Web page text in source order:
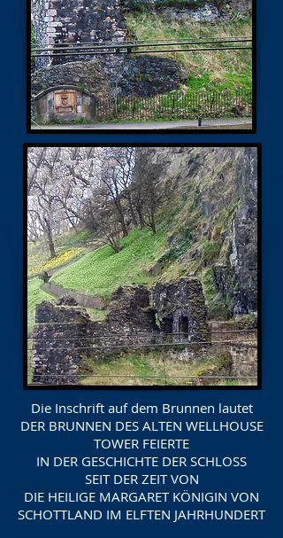
Die Inschrift auf dem Brunnen lautet
DER BRUNNEN DES ALTEN WELLHOUSE
TOWER FEIERTE
IN DER GESCHICHTE DER SCHLOSS
SEIT DER ZEIT VON
DIE HEILIGE MARGARET KÖNIGIN VON
SCHOTTLAND IM ELFTEN JAHRHUNDERT